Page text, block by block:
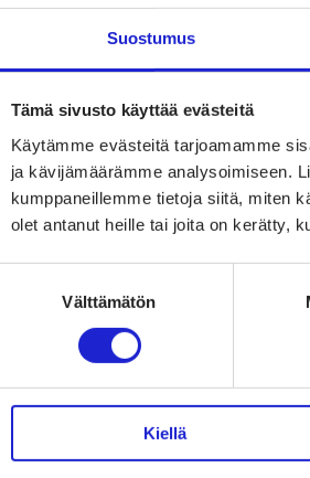
Suostumus
Tämä sivusto käyttää evästeitä
Käytämme evästeitä tarjoamamme
ja kävijämäärämme analysoimiseen.
kumppaneillemme tietoja siitä, miten
olet antanut heille tai joita on kerätty,
Välttämätön
Kiellä
-sitoumus
vaikuttamis­viestimme
pelisäännöt turvaavat elinvoimaisen
viennin uusi kärki
kiertotalouden & vastuullisuuden
tarvitsee monipuolista osaamista
osa Suomen huoltovarmuutta
kuluttajan vihreään siirtymään
(TLR)
(EPR)